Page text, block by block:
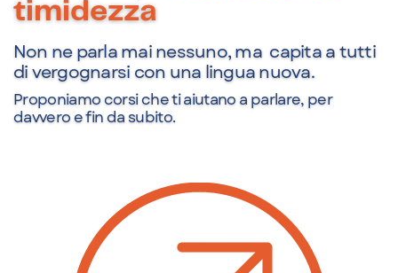
timidezza
Non ne parla mai nessuno, ma capita a tutti
di vergognarsi con una lingua nuova.
Proponiamo corsi che ti aiutano a parlare, per
davvero e fin da subito.